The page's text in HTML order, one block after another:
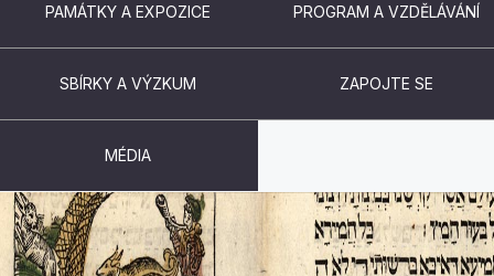
PAMÁTKY A EXPOZICE PROGRAM A VZDĚLÁVÁNÍ
SBÍRKY A VÝZKUM ZAPOJTE SE
MÉDIA